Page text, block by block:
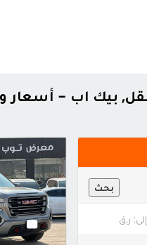
بيك اب - أسعار
بحث